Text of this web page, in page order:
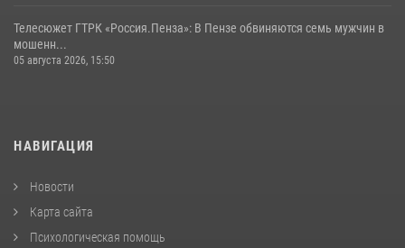
Телесюжет ГТРК «Россия.Пенза»: В Пензе обвиняются семь мужчин в
мошенн...
05 августа 2026, 15:50
НАВИГАЦИЯ
Новости
Карта сайта
Психологическая помощь